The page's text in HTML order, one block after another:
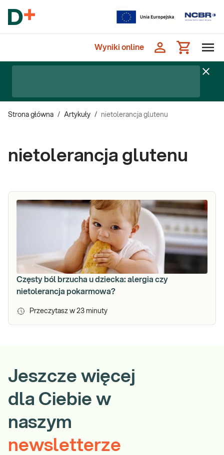
Wyniki online
Strona główna / Artykuły / nietolerancja glutenu
nietolerancja glutenu
Częsty ból brzucha u dziecka: alergia czy
nietolerancja pokarmowa?
Przeczytasz w 23 minuty
Jeszcze więcej
dla Ciebie w
naszym
newsletterze